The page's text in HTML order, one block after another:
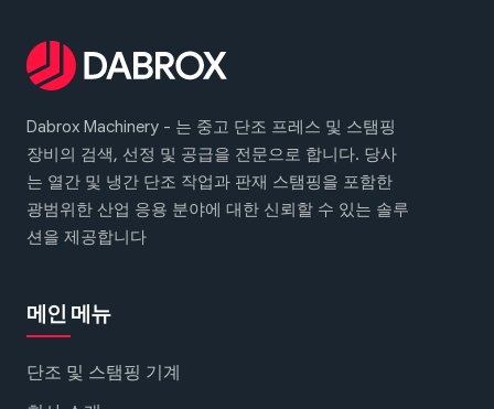
Dabrox Machinery - 는 중고 단조 프레스 및 스탬핑
장비의 검색, 선정 및 공급을 전문으로 합니다. 당사
는 열간 및 냉간 단조 작업과 판재 스탬핑을 포함한
광범위한 산업 응용 분야에 대한 신뢰할 수 있는 솔루
션을 제공합니다
메인 메뉴
단조 및 스탬핑 기계